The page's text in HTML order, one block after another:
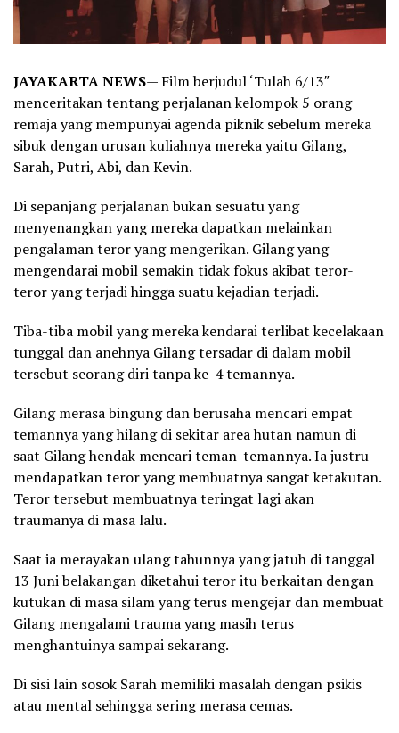
JAYAKARTA NEWS— Film berjudul ‘Tulah 6/13″
menceritakan tentang perjalanan kelompok 5 orang
remaja yang mempunyai agenda piknik sebelum mereka
sibuk dengan urusan kuliahnya mereka yaitu Gilang,
Sarah, Putri, Abi, dan Kevin.
Di sepanjang perjalanan bukan sesuatu yang
menyenangkan yang mereka dapatkan melainkan
pengalaman teror yang mengerikan. Gilang yang
mengendarai mobil semakin tidak fokus akibat teror-
teror yang terjadi hingga suatu kejadian terjadi.
Tiba-tiba mobil yang mereka kendarai terlibat kecelakaan
tunggal dan anehnya Gilang tersadar di dalam mobil
tersebut seorang diri tanpa ke-4 temannya.
Gilang merasa bingung dan berusaha mencari empat
temannya yang hilang di sekitar area hutan namun di
saat Gilang hendak mencari teman-temannya. Ia justru
mendapatkan teror yang membuatnya sangat ketakutan.
Teror tersebut membuatnya teringat lagi akan
traumanya di masa lalu.
Saat ia merayakan ulang tahunnya yang jatuh di tanggal
13 Juni belakangan diketahui teror itu berkaitan dengan
kutukan di masa silam yang terus mengejar dan membuat
Gilang mengalami trauma yang masih terus
menghantuinya sampai sekarang.
Di sisi lain sosok Sarah memiliki masalah dengan psikis
atau mental sehingga sering merasa cemas.